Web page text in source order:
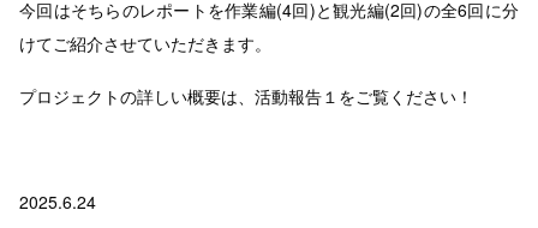
今回はそちらのレポートを作業編(4回)と観光編(2回)の全6回に分
けてご紹介させていただきます。
プロジェクトの詳しい概要は、活動報告１をご覧ください！
2025.6.24